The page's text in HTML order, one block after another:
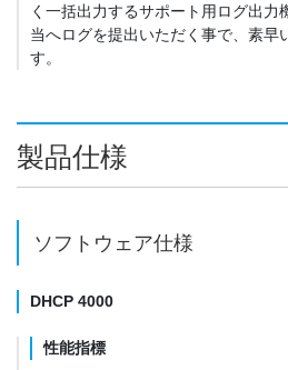
く一括出力するサポート用ログ出力
当へログを提出いただく事で、素早
す。
製品仕様
ソフトウェア仕様
DHCP 4000
性能指標